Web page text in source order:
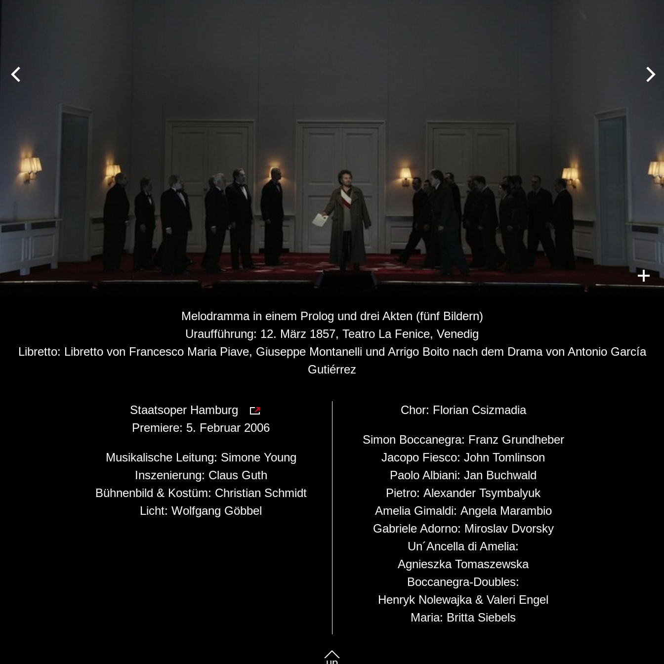
Melodramma in einem Prolog und drei Akten (fünf Bildern)
Uraufführung: 12. März 1857, Teatro La Fenice, Venedig
Libretto: Libretto von Francesco Maria Piave, Giuseppe Montanelli und Arrigo Boito nach dem Drama von Antonio García
Gutiérrez
Staatsoper Hamburg
Premiere: 5. Februar 2006
Musikalische Leitung: Simone Young
Inszenierung: Claus Guth
Bühnenbild & Kostüm: Christian Schmidt
Licht: Wolfgang Göbbel
Chor: Florian Csizmadia
Simon Boccanegra: Franz Grundheber
Jacopo Fiesco: John Tomlinson
Paolo Albiani: Jan Buchwald
Pietro: Alexander Tsymbalyuk
Amelia Gimaldi: Angela Marambio
Gabriele Adorno: Miroslav Dvorsky
Un´Ancella di Amelia:
Agnieszka Tomaszewska
Boccanegra-Doubles:
Henryk Nolewajka & Valeri Engel
Maria: Britta Siebels